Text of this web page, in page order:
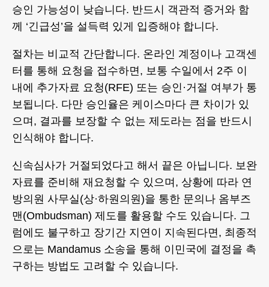
승인 가능성이 낮습니다. 반드시 객관적 증거와 함
께 ‘긴급성’을 설득력 있게 입증해야 합니다.
절차는 비교적 간단합니다. 온라인 계정이나 고객센
터를 통해 요청을 접수하면, 보통 수일에서 2주 이
내에 추가자료 요청(RFE) 또는 승인·거절 여부가 통
보됩니다. 다만 승인율은 케이스마다 큰 차이가 있
으며, 결과를 보장할 수 없는 제도라는 점을 반드시
인식해야 합니다.
신속심사가 거절되었다고 해서 끝은 아닙니다. 보완
자료를 준비해 재요청할 수 있으며, 상황에 따라 연
방의원 사무실(상·하원의원)을 통한 문의나 옴부즈
맨(Ombudsman) 제도를 활용할 수도 있습니다. 그
럼에도 불구하고 장기간 지연이 지속된다면, 최종적
으로는 Mandamus 소송을 통해 이민국에 결정을 촉
구하는 방법도 고려할 수 있습니다.